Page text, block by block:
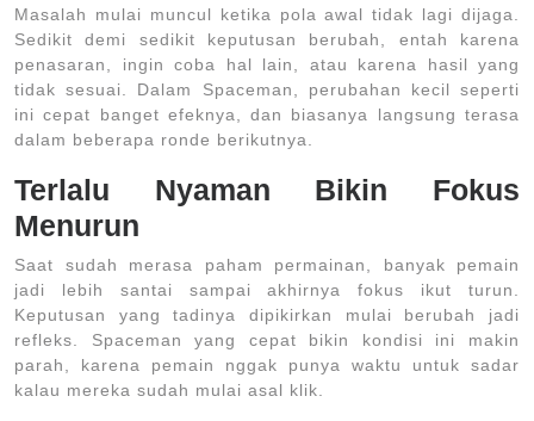
Masalah mulai muncul ketika pola awal tidak lagi dijaga.
Sedikit demi sedikit keputusan berubah, entah karena
penasaran, ingin coba hal lain, atau karena hasil yang
tidak sesuai. Dalam Spaceman, perubahan kecil seperti
ini cepat banget efeknya, dan biasanya langsung terasa
dalam beberapa ronde berikutnya.
Terlalu Nyaman Bikin Fokus
Menurun
Saat sudah merasa paham permainan, banyak pemain
jadi lebih santai sampai akhirnya fokus ikut turun.
Keputusan yang tadinya dipikirkan mulai berubah jadi
refleks. Spaceman yang cepat bikin kondisi ini makin
parah, karena pemain nggak punya waktu untuk sadar
kalau mereka sudah mulai asal klik.